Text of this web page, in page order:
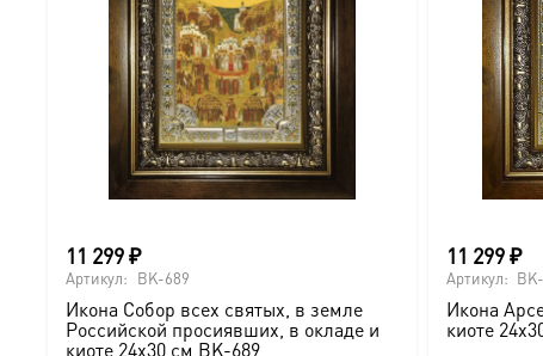
● На Крещение ребенка или взрослого.
● На день рождения как символ защиты и
● На венчание или годовщину брака (для парных икон
● На новоселье для освящения домашнего очага.
Доставка и заказ:
Мы предлагаем купить икону в Москве с доставкой по
11 299₽
Артикул: BK-689
Икона Собор всех святых, в земле
Российской просиявших, в окладе и
киоте 24х30 см BK-689
11 299₽
Артикул:
Икона
киоте